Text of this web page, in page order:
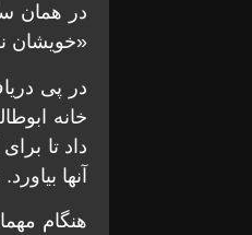
در همان
«خویشان
در پی
خانه
آنها
هنگام